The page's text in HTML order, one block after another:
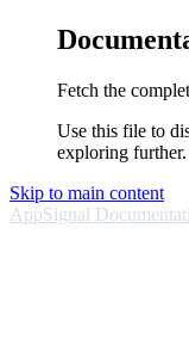
Fetch the
Use this file to
exploring further.
Skip to main content
AppSignal